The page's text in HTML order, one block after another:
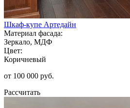
Шкаф-купе Артедайн
Материал фасада:
Зеркало, МДФ
Цвет:
Коричневый
от 100 000 руб.
Рассчитать